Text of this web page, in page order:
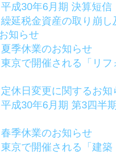
平成30年6月期 決算短
繰延税金資産の取り崩
知らせ
夏季休業のお知らせ
東京で開催される「リ
定休日変更に関するお知
平成30年6月期 第3四半
春季休業のお知らせ
東京で開催される「建